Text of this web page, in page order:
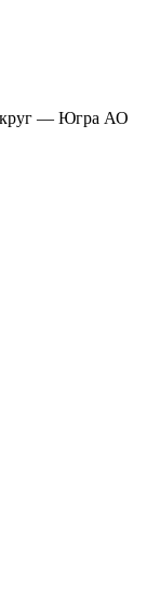
— Югра АО